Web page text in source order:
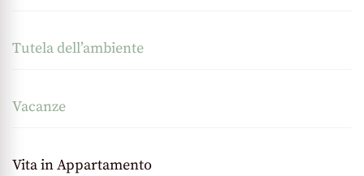
Tutela dell’ambiente
Vacanze
Vita in Appartamento